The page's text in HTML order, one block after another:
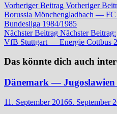
Vorheriger Beitrag Vorheriger
Borussia Mönchengladbach —
Bundesliga 1984/1985
Nächster Beitrag Nächster Beitrag:
VfB Stuttgart — Energie Cottbus
Das könnte dich auch
Dänemark —
11. September 20166. September